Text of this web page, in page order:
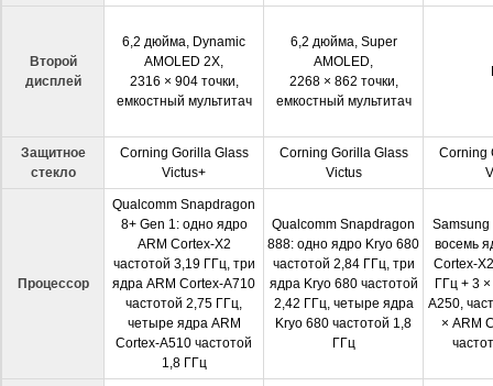
Второй
дисплей
6,2 дюйма, Dynamic
AMOLED 2X,
2316 × 904 точки,
емкостный мультитач
6,2 дюйма, Super
AMOLED,
2268 × 862 точки,
емкостный мультитач
Защитное
стекло
Corning Gorilla Glass
Victus+
Corning Gorilla Glass
Victus
Corning
Процессор
Qualcomm Snapdragon
8+ Gen 1: одно ядро
ARM Cortex-X2
частотой 3,19 ГГц, три
ядра ARM Cortex-A710
частотой 2,75 ГГц,
четыре ядра ARM
Cortex-A510 частотой
1,8 ГГц
Qualcomm Snapdragon
888: одно ядро Kryo 680
частотой 2,84 ГГц, три
ядра Kryo 680 частотой
2,42 ГГц, четыре ядра
Kryo 680 частотой 1,8
ГГц
Samsung
восемь
Cortex-
ГГц + 3
A250,
× ARM